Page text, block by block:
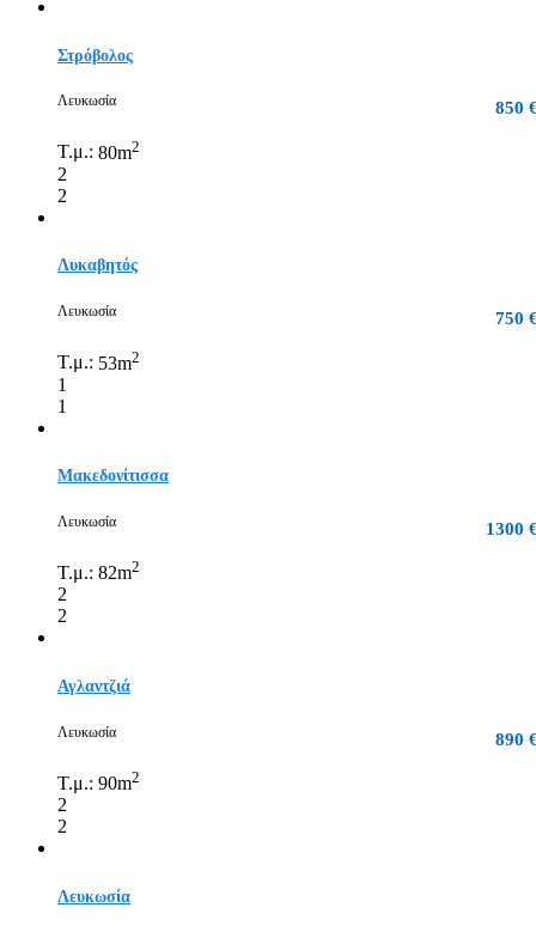
Στρόβολος
Λευκωσία 850
Τ.μ.: 80m2
2
2
Λυκαβητός
Λευκωσία 750
Τ.μ.: 53m2
1
1
Μακεδονίτισσα
Λευκωσία 1300
Τ.μ.: 82m2
2
2
Αγλαντζιά
Λευκωσία 890
Τ.μ.: 90m2
2
2
Λευκωσία